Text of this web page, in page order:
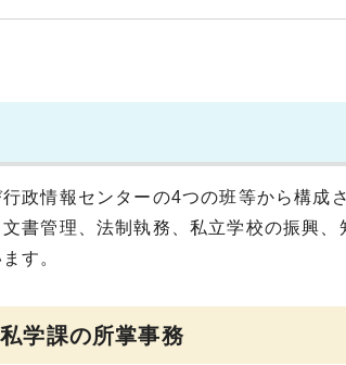
政情報センターの4つの班等から構成
書管理、法制執務、私立学校の振興、
す。
学課の所掌事務